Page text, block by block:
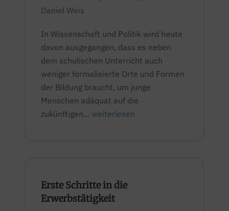
Daniel Weis
In Wissenschaft und Politik wird heute
davon ausgegangen, dass es neben
dem schulischen Unterricht auch
weniger formalisierte Orte und Formen
der Bildung braucht, um junge
Menschen adäquat auf die
zukünftigen... weiterlesen
Erste Schritte in die
Erwerbstätigkeit